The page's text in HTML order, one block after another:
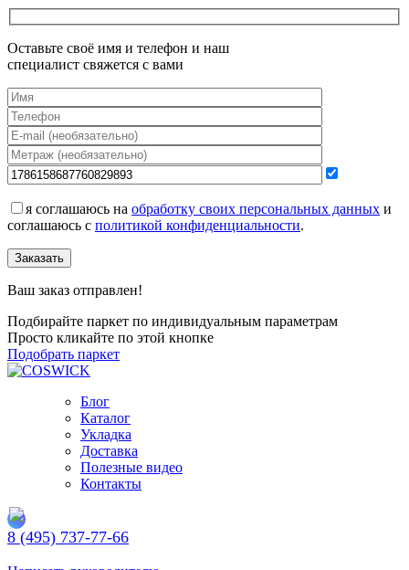
Оставьте своё имя и телефон и наш
специалист свяжется с вами
я соглашаюсь на обработку своих персональных данных и
соглашаюсь с политикой конфиденциальности.
Заказать
Ваш заказ отправлен!
Подбирайте паркет по индивидуальным параметрам
Просто кликайте по этой кнопке
Подобрать паркет
Блог
Каталог
Укладка
Доставка
Полезные видео
Контакты
8 (495) 737-77-66